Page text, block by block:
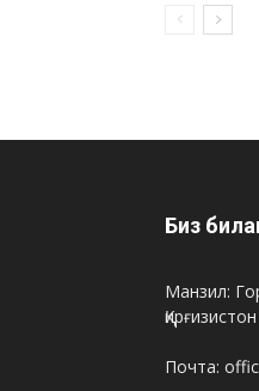
Биз
Манзил:
Қирғизистон
Почта: